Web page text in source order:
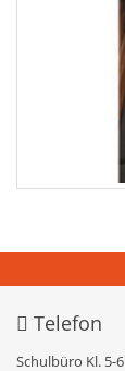
Telefon
Schulbüro Kl. 5-6